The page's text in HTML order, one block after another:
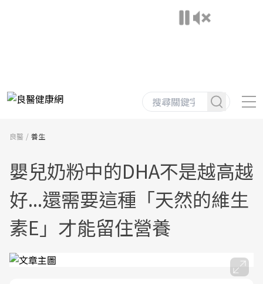
良醫 養生
嬰兒奶粉中的DHA不是越高越
好...還需要這種「天然的維生
素E」才能留住營養